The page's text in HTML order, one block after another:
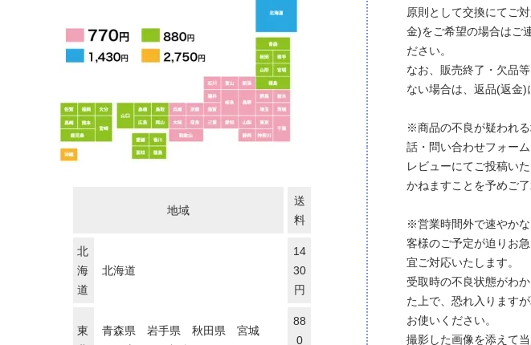
地域
送
料
北
海
道
北海道
14
30
円
東
青森県 岩手県 秋田県 宮城
88
0
原則として交換にてご
金)をご希望の場合はご
ださい。
なお、販売終了・欠品
ない場合は、返品(返金)
※商品の不良が疑われ
話・問い合わせフォー
レビューにてご投稿い
かねますことを予めご了
※営業時間外で速やか
客様のご予定が迫りお
宜ご対応いたします。
受取時の不良状態がわ
た上で、恐れ入ります
お使いください。
撮影した画像を添えて